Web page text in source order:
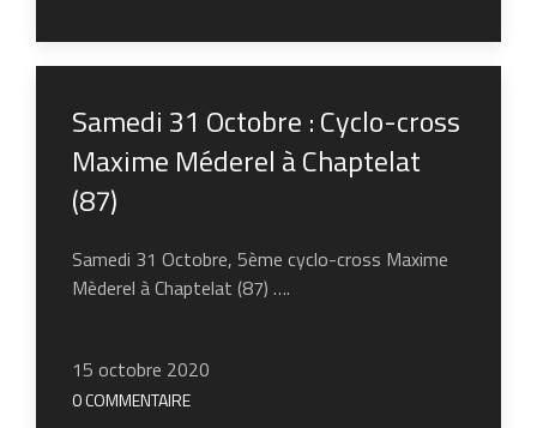
Samedi 31 Octobre : Cyclo-cross
Maxime Méderel à Chaptelat
(87)
Samedi 31 Octobre, 5ème cyclo-cross Maxime
Mèderel à Chaptelat (87) ….
15 octobre 2020
0 COMMENTAIRE